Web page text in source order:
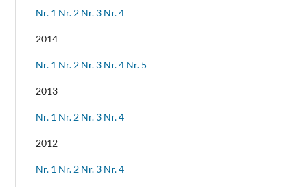
Nr. 1 Nr. 2 Nr. 3 Nr. 4
2014
Nr. 1 Nr. 2 Nr. 3 Nr. 4 Nr. 5
2013
Nr. 1 Nr. 2 Nr. 3 Nr. 4
2012
Nr. 1 Nr. 2 Nr. 3 Nr. 4